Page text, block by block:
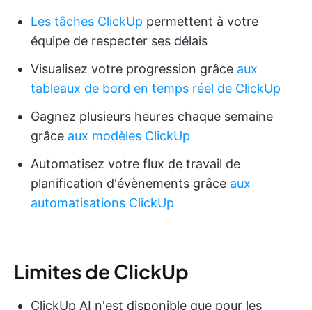
Les tâches ClickUp permettent à votre
équipe de respecter ses délais
Visualisez votre progression grâce aux
tableaux de bord en temps réel de ClickUp
Gagnez plusieurs heures chaque semaine
grâce aux modèles ClickUp
Automatisez votre flux de travail de
planification d'évènements grâce aux
automatisations ClickUp
Limites de ClickUp
ClickUp AI n'est disponible que pour les